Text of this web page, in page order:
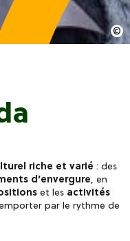
riche et varié : des
d’envergure, en
et les activités
par le rythme de